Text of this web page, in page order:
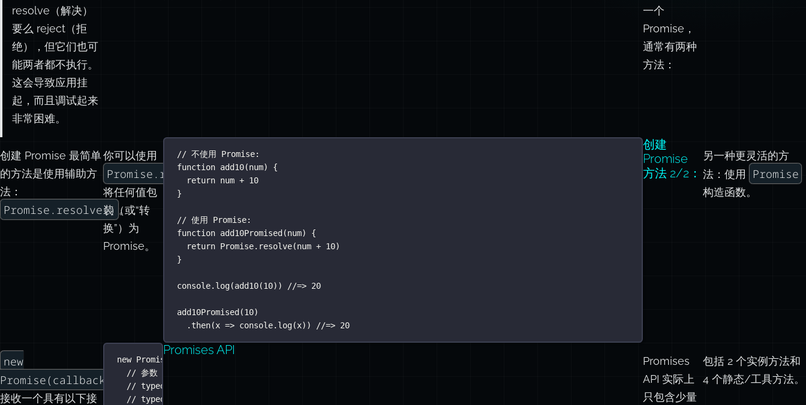
resolve（解决）
要么 reject（拒
绝），但它们也可
能两者都不执行。
这会导致应用挂
起，而且调试起来
非常困难。
一个
Promise，
通常有两种
方法：
创建 Promise 最简单
的方法是使用辅助方
法：
Promise.resolve() 。
你可以使用
Promise.resolve(value)
将任何值包
装（或“转
换”）为
Promise。
// 不使用 Promise:
function add10(num) {
return num + 10
}
// 使用 Promise:
function add10Promised (num) {
return Promise. resolve(num + 10)
}
console. log(add10(10)) //=> 20
add10Promised (10)
. then(x => console. log(x)) //=> 20
创建
Promise
方法 2/2：
另一种更灵活的方
法：使用
Promise
构造函数。
new
Promise(callback)
接收一个具有以下接
new Promise
// 参数 `resolve` 和 `reject` 都是函数。
// typeof resolve === 'function'
// typeof reject === 'function'
Promises API
Promises
API 实际上
只包含少量
包括 2 个实例方法和
4 个静态/工具方法。